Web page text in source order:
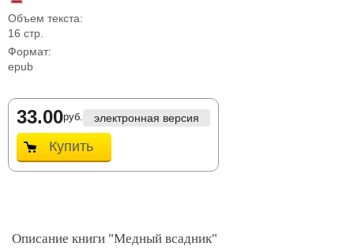
Объем текста:
16 стр.
Формат:
epub
33.00руб. электронная версия
Купить
Описание книги "Медный всадник"